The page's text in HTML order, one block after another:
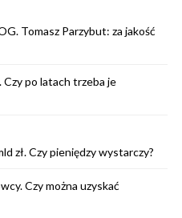
Tomasz Parzybut: za jakość
Czy po latach trzeba je
zł. Czy pieniędzy wystarczy?
Czy można uzyskać